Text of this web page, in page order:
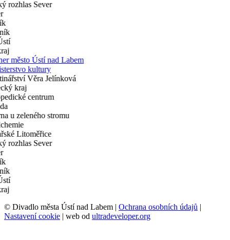
© Divadlo města Ústí nad Labem | Ochrana osobních údajů |
Nastavení cookie | web od ultradeveloper.org